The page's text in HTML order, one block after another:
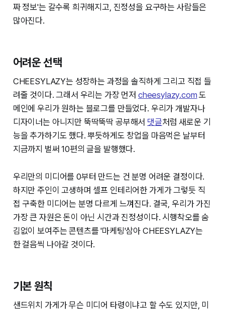
짜 정보'는 갈수록 희귀해지고, 진정성을 요구하는 사람들은
많아진다.
어려운 선택
CHEESYLAZY는 성장하는 과정을 솔직하게 그리고 직접 들
려줄 것이다. 그래서 우리는 가장 먼저 cheesylazy.com 도
메인에 우리가 원하는 블로그를 만들었다. 우리가 개발자나
디자이너는 아니지만 뚝딱뚝딱 공부해서 댓글처럼 새로운 기
능을 추가하기도 했다. 뿌듯하게도 창업을 마음먹은 날부터
지금까지 벌써 10편의 글을 발행했다.
우리만의 미디어를 0부터 만드는 건 분명 어려운 결정이다.
하지만 주인이 고생하며 셀프 인테리어한 가게가 그렇듯 직
접 구축한 미디어는 분명 다르게 느껴진다. 결국, 우리가 가진
가장 큰 자원은 돈이 아닌 시간과 진정성이다. 시행착오를 숨
김없이 보여주는 콘텐츠를 '마케팅'삼아 CHEESYLAZY는
한 걸음씩 나아갈 것이다.
기본 원칙
샌드위치 가게가 무슨 미디어 타령이냐고 할 수도 있지만, 미